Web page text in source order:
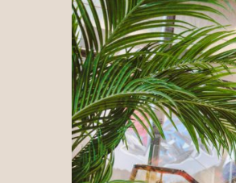
OG GALLERI
Ervik & Sævik